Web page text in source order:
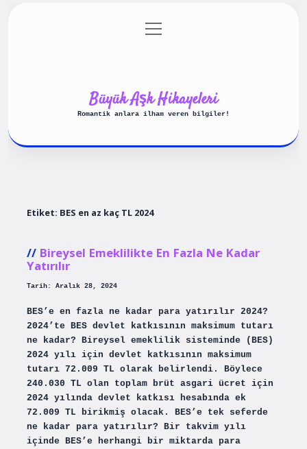
Gizlilik Politikası
menüyü
aç
Büyük Aşk Hikayeleri
Romantik anlara ilham veren bilgiler!
Etiket: BES en az kaç TL 2024
Bireysel Emeklilikte En Fazla Ne Kadar
Yatırılır
Tarih: Aralık 28, 2024
BES’e en fazla ne kadar para yatırılır 2024?
2024’te BES devlet katkısının maksimum tutarı
ne kadar? Bireysel emeklilik sisteminde (BES)
2024 yılı için devlet katkısının maksimum
tutarı 72.009 TL olarak belirlendi. Böylece
240.030 TL olan toplam brüt asgari ücret için
2024 yılında devlet katkısı hesabında ek
72.009 TL birikmiş olacak. BES’e tek seferde
ne kadar para yatırılır? Bir takvim yılı
içinde BES’e herhangi bir miktarda para